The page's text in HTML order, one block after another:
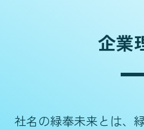
企業
社名の緑奉未来とは、